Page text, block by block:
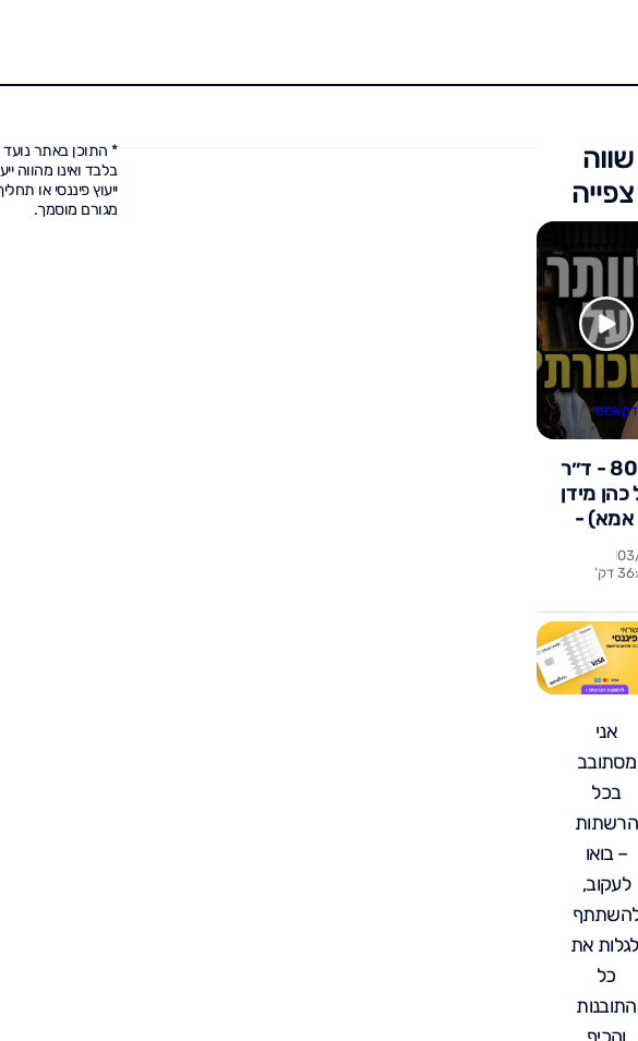
שווה
צפייה
פרק 80 - ד״ר
מידן
אמא) -
ביתי עולה
האמת
עליה
דק'
אני
מסתובב
בכל
הרשתות
– בואו
לעקוב,
את
כל
התובנות
* התוכן באתר נועד
בלבד ואינו מהווה
ייעוץ פיננסי או
מגורם מוסמך.